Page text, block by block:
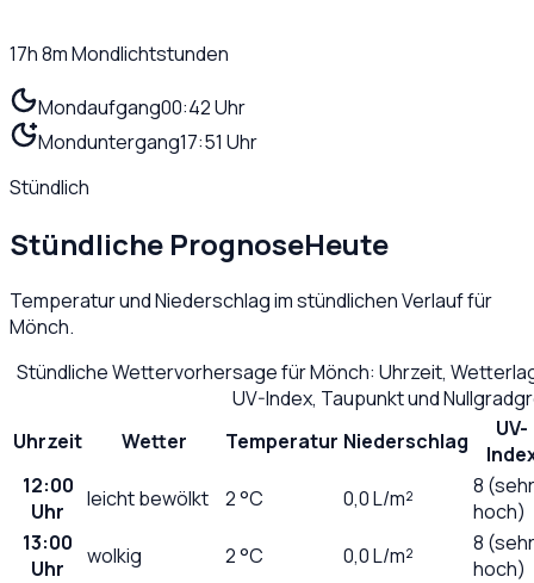
17h 8mMondlichtstunden
Mondaufgang00:42 Uhr
Monduntergang17:51 Uhr
Stündlich
Stündliche PrognoseHeute
Temperatur und Niederschlag im stündlichen Verlauf für
Mönch.
Stündliche Wettervorhersage fürMönch: Uhrzeit,
UV-Index, Taupunkt und
Uhrzeit
Wetter Temperatur Niederschlag
UV-
12:00
Uhr
leicht bewölkt 2°C 0,0L/m²
8 (sehr
hoch)
13:00
Uhr
wolkig 2°C 0,0L/m²
8 (sehr
hoch)